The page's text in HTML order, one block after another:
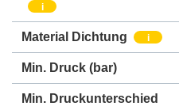
i
Material Dichtung i
Min. Druck (bar)
Min. Druckunterschied